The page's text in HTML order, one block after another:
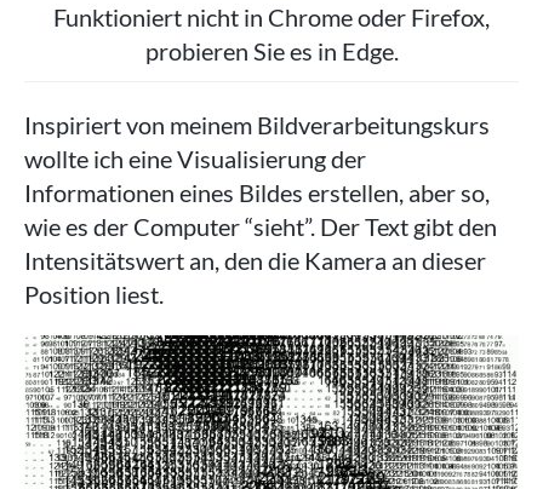
Funktioniert nicht in Chrome oder Firefox,
probieren Sie es in Edge.
Inspiriert von meinem Bildverarbeitungskurs
wollte ich eine Visualisierung der
Informationen eines Bildes erstellen, aber so,
wie es der Computer “sieht”. Der Text gibt den
Intensitätswert an, den die Kamera an dieser
Position liest.